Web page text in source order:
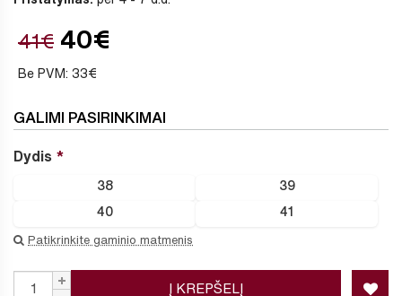
41€ 40€
Be PVM: 33€
GALIMI PASIRINKIMAI
Dydis
38 39
40 41
Patikrinkite gaminio matmenis
Į KREPŠELĮ